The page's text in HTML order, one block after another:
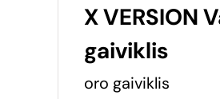
X VERSION
gaiviklis
oro gaiviklis